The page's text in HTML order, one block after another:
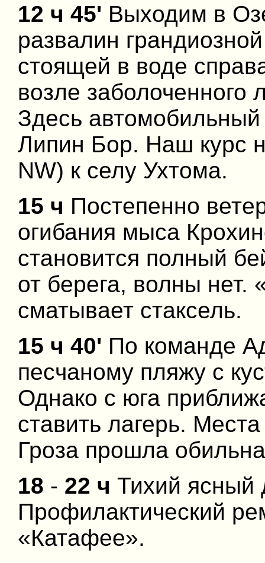
12 ч 45' Выходим в
развалин
стоящей в воде
возле заболоченного
Здесь
Липин Бор. Наш курс
NW) к селу Ухтома.
15 ч Постепенно
огибания мыса
становится полный
от берега, волны нет.
сматывает стаксель.
15 ч 40' По команде
песчаному пляжу с
Однако с юга
ставить лагерь.
Гроза прошла
18 - 22 ч Тихий ясный
Профилактический
«Катафее».